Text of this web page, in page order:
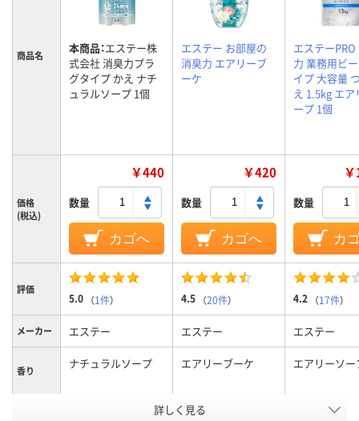
商品名 本商品：エステー株
式会社 消臭力プラ
グタイプ かえ ナチ
ュラルソープ 1個
エステー お部屋の
消臭力 エアリーブ
ーケ
エステーPRO
力 業務用ビ
イプ 大容量
え 1.5kg エア
ープ 1個
価格
(税込)
￥440
数量
カゴへ
￥420
数量
カゴへ
数量
カ
評価
5.0 （1件） 4.5 （20件） 4.2 （17件）
メーカー エステー エステー エステー
香り ナチュラルソープ エアリーブーケ エアリーソー
室内用 室内・トイレ
詳しく見る